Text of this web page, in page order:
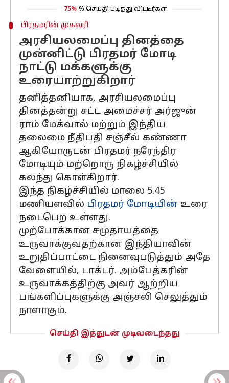
75% % செய்தி படித்து விட்டீர்கள்
பிரதமரின் முகவரி
அரசியலமைப்பு தினத்தை
முன்னிட்டு பிரதமர் மோடி
நாட்டு மக்களுக்கு
உரையாற்றுகிறார்
தனித்தனியாக, அரசியலமைப்பு
தினத்தன்று சட்ட அமைச்சர் அர்ஜுன்
ராம் மேக்வால் மற்றும் இந்திய
தலைமை நீதிபதி சஞ்சீவ் கண்ணா
ஆகியோருடன் பிரதமர் நரேந்திர
மோடியும் மற்றொரு நிகழ்ச்சியில்
கலந்து கொள்கிறார்.
இந்த நிகழ்ச்சியில் மாலை 5.45
மணியளவில் பிரதமர் மோடியின் உரை
நடைபெற உள்ளது.
முற்போக்கான சமுதாயத்தை
உருவாக்குவதற்கான இந்தியாவின்
உறுதிப்பாட்டை நினைவுபடுத்தும் அதே
வேளையில், டாக்டர். அம்பேத்கரின்
உருவாக்கத்திற்கு அவர் ஆற்றிய
பங்களிப்புகளுக்கு அஞ்சலி செலுத்தும்
நாளாகும்.
செய்தி இத்துடன் முடிவடைந்தது